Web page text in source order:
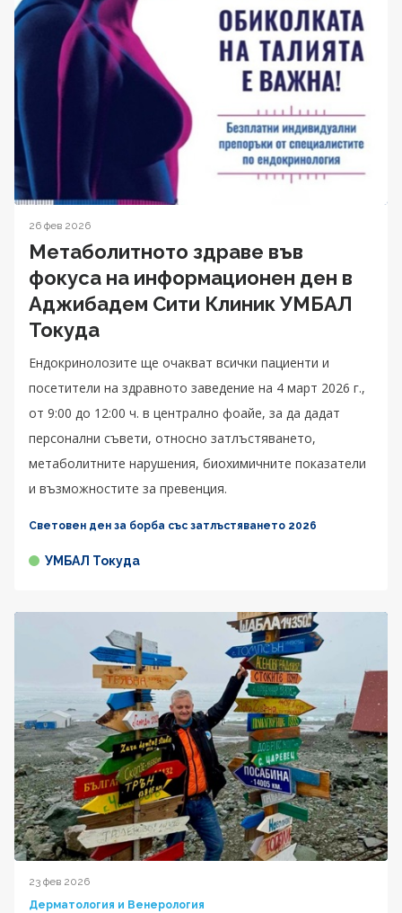
26 фев 2026
Метаболитното здраве във
фокуса на информационен ден в
Аджибадем Сити Клиник УМБАЛ
Токуда
Ендокринолозите ще очакват всички пациенти и
посетители на здравното заведение на 4 март 2026 г.,
от 9:00 до 12:00 ч. в централно фоайе, за да дадат
персонални съвети, относно затлъстяването,
метаболитните нарушения, биохимичните показатели
и възможностите за превенция.
Световен ден за борба със затлъстяването 2026
УМБАЛ Токуда
23 фев 2026
Дерматология и Венерология